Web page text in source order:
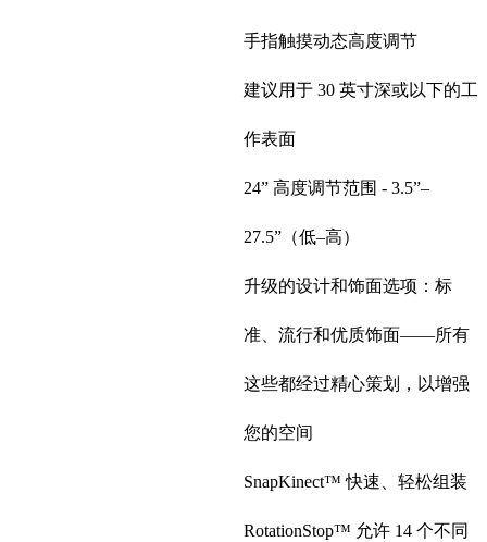
手指触摸动态高度调节
建议用于 30 英寸深或以下的工
作表面
24” 高度调节范围 - 3.5”–
27.5”（低–高）
升级的设计和饰面选项：标
准、流行和优质饰面——所有
这些都经过精心策划，以增强
您的空间
SnapKinect™ 快速、轻松组装
RotationStop™ 允许 14 个不同